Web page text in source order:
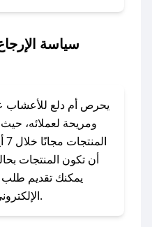
مراسلتنا مباشرة
للحصول على
سياسة
يحرص أم دلع للأعشاب
ومريحة لعملائه،
أن تكون المنتجات
يمكنك تقديم طلب
الإلكتروني أو من خلال خدمة العملاء.